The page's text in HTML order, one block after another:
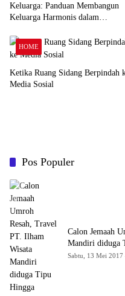
Keluarga: Panduan Membangun
Keluarga Harmonis dalam
HOME
Ketika Ruang Sidang Berpindah
Media Sosial
Pos Populer
Calon Jemaah
Mandiri diduga
Sabtu, 13 Mei